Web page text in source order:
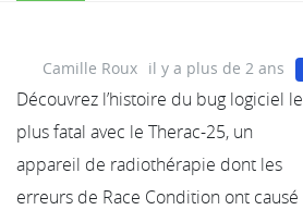
Camille Roux il y a plus de 2 ans
Découvrez l’histoire du bug logiciel le
plus fatal avec le Therac-25, un
appareil de radiothérapie dont les
erreurs de Race Condition ont causé